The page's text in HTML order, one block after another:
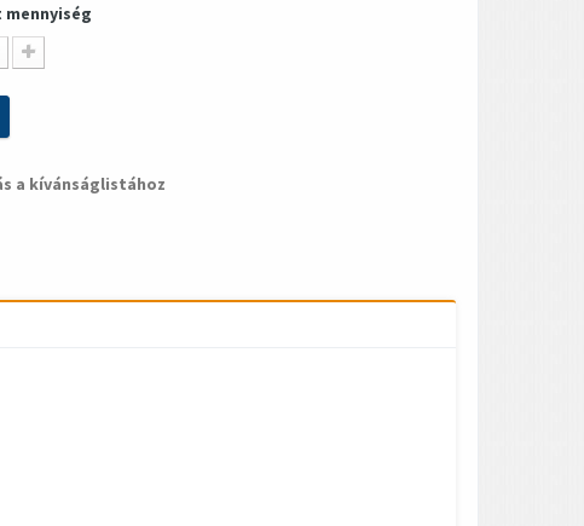
a kívánságlistához